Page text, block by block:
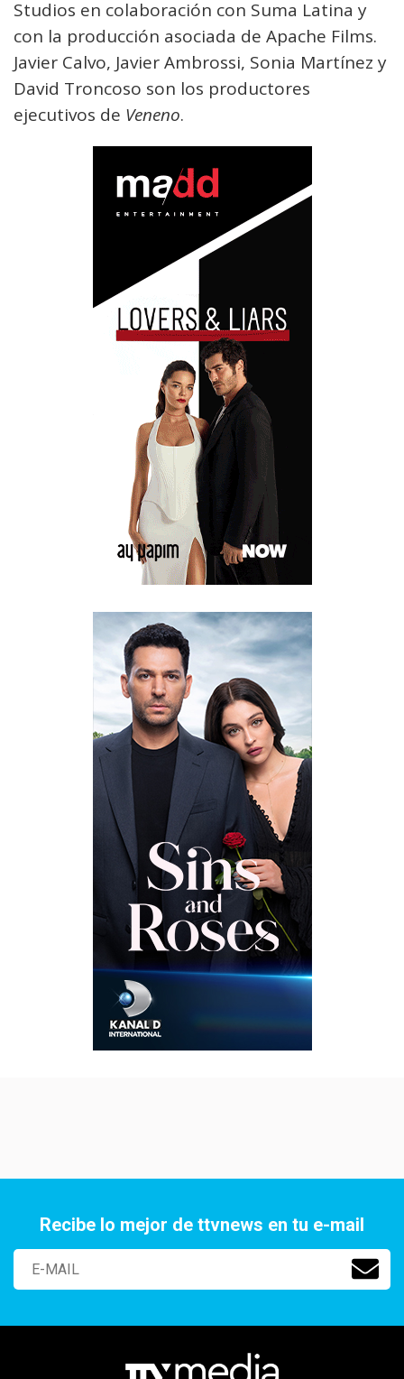
Studios en colaboración con Suma Latina y
con la producción asociada de Apache Films.
Javier Calvo, Javier Ambrossi, Sonia Martínez y
David Troncoso son los productores
ejecutivos de Veneno.
Recibe lo mejor de ttvnews en tu e-mail